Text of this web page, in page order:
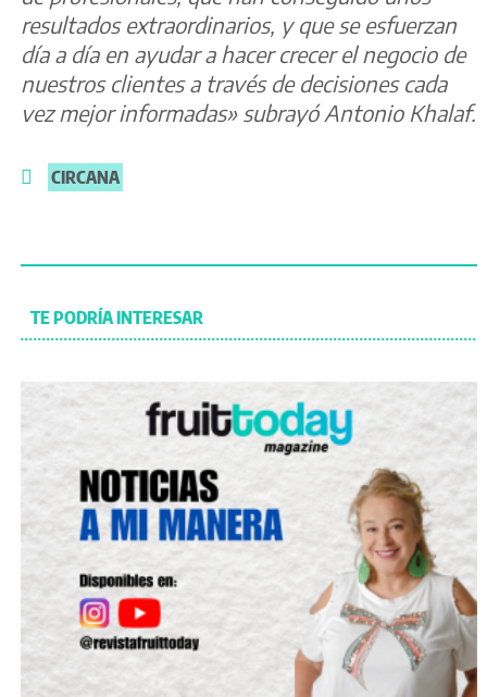
resultados extraordinarios, y que se esfuerzan
día a día en ayudar a hacer crecer el negocio de
nuestros clientes a través de decisiones cada
vez mejor informadas» subrayó Antonio Khalaf.
CIRCANA
TE PODRÍA INTERESAR